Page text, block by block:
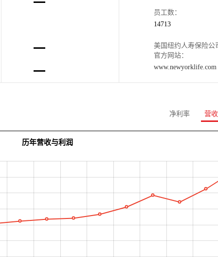
员工数：
14713
美国纽约人寿保险公
官方网站：
www.newyorklife.com
净利率 营收
历年营收与利润